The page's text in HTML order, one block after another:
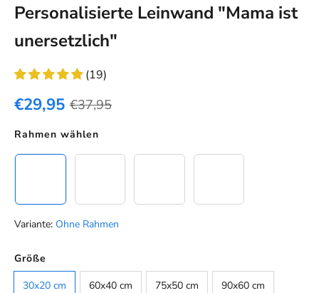
Personalisierte Leinwand "Mama ist
unersetzlich"
(19)
€29,95 €37,95
Rahmen wählen
Variante: Ohne Rahmen
Farbe
Default
Größe
30x20 cm
60x40 cm 75x50 cm 90x60 cm